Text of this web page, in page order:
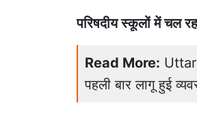
परिषदीय स्कूलों में चल
Read More: Uttar
पहली बार लागू हुई